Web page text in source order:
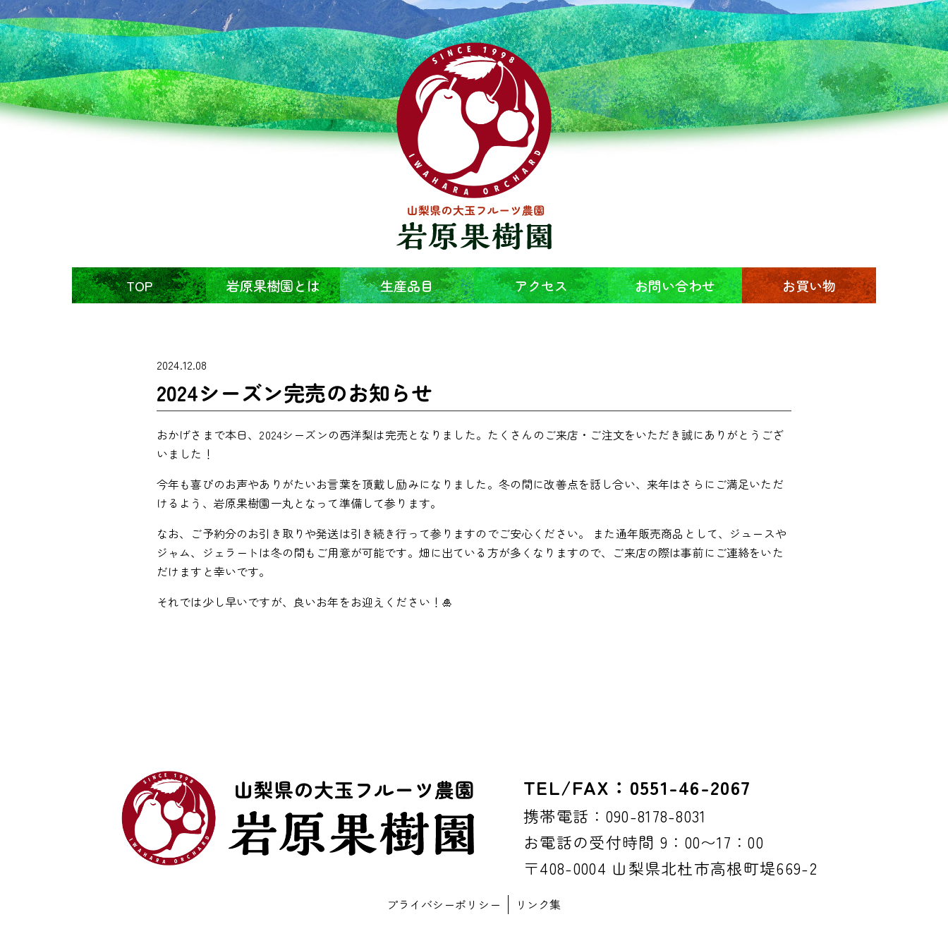
TOP 岩原果樹園とは 生産品目 アクセス お問い合わせ お買い物
2024.12.08
2024シーズン完売のお知らせ
おかげさまで本日、2024シーズンの西洋梨は完売となりました。たくさんのご来店・ご注文をいただき誠にありがとうござ
いました！
今年も喜びのお声やありがたいお言葉を頂戴し励みになりました。冬の間に改善点を話し合い、来年はさらにご満足いただ
けるよう、岩原果樹園一丸となって準備して参ります。
なお、ご予約分のお引き取りや発送は引き続き行って参りますのでご安心ください。 また通年販売商品として、ジュースや
ジャム、ジェラートは冬の間もご用意が可能です。畑に出ている方が多くなりますので、ご来店の際は事前にご連絡をいた
だけますと幸いです。
それでは少し早いですが、良いお年をお迎えください！🎍
TEL/FAX：0551-46-2067
携帯電話：090-8178-8031
お電話の受付時間 9：00〜17：00
〒408-0004 山梨県北杜市高根町堤669-2
プライバシーポリシー リンク集